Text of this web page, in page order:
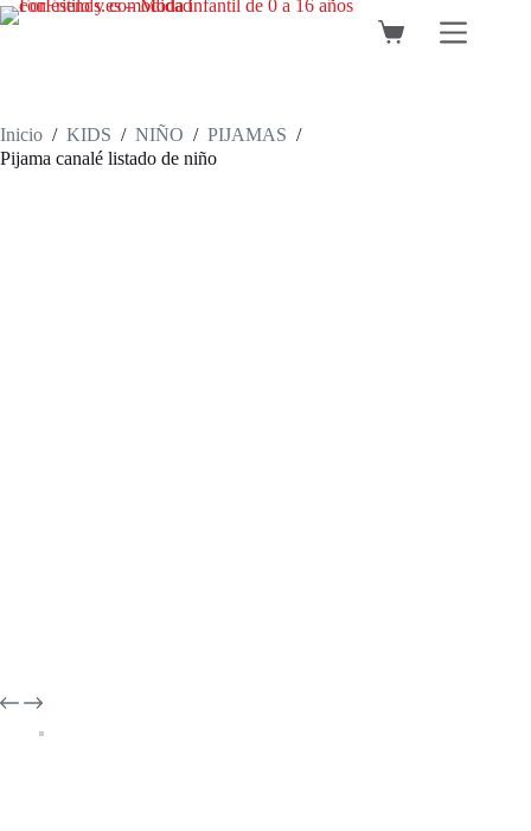
Saltar
al
Carro
Inicio / KIDS / NIÑO / PIJAMAS /
Pijama canalé listado de niño